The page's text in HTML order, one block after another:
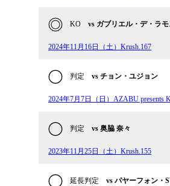
KO vs ガブリエル・デ・ラモ
2024年11月16日（土）Krush.167
判定 vs チョン・ユジョン
2024年7月7日（日）AZABU presents
判定 vs 奥脇 奈々
2023年11月25日（土）Krush.155
延長判定 vs パヤーフォン・